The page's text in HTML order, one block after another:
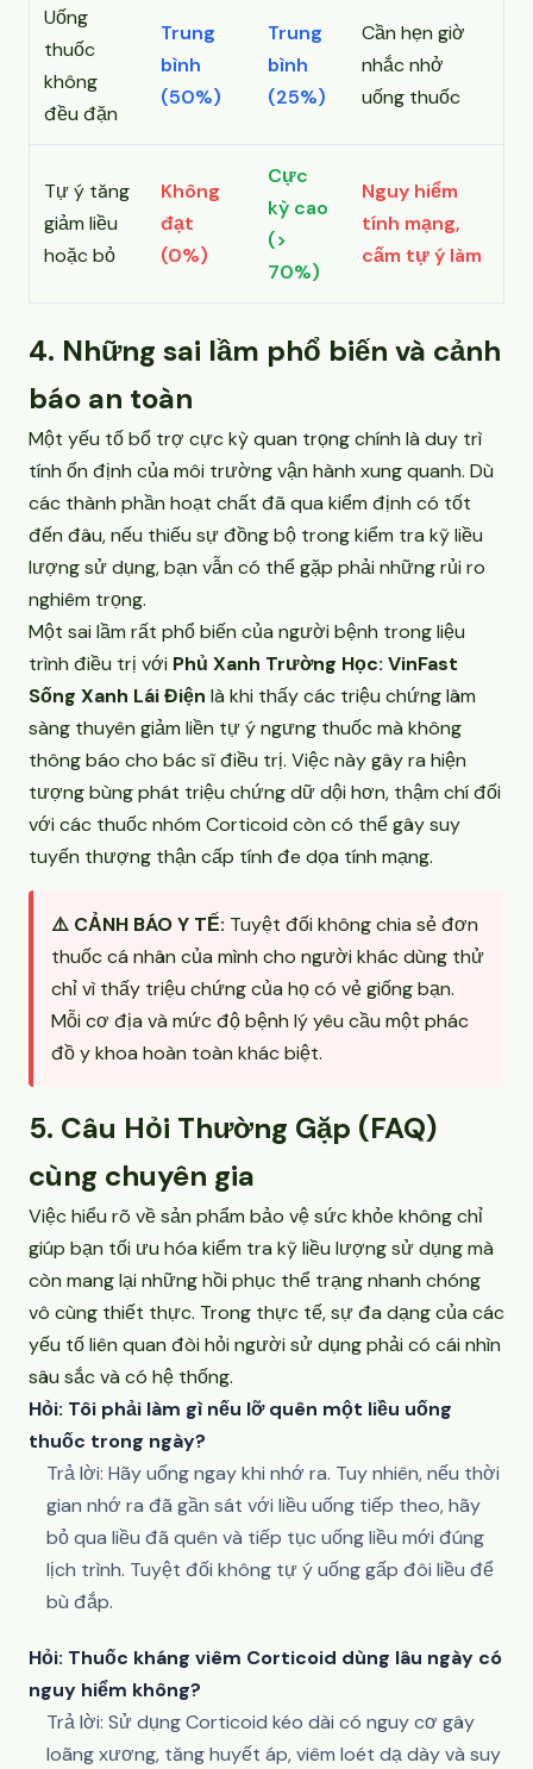
Uống
thuốc
không
đều đặn
Trung
bình
(50%)
Trung
bình
(25%)
Cần hẹn giờ
nhắc nhở
uống thuốc
Tự ý tăng
giảm liều
hoặc bỏ
Không
đạt
(0%)
Cực
kỳ cao
(>
70%)
Nguy hiểm
tính mạng,
cấm tự ý làm
4. Những sai lầm phổ biến và cảnh
báo an toàn
Một yếu tố bổ trợ cực kỳ quan trọng chính là duy trì
tính ổn định của môi trường vận hành xung quanh. Dù
các thành phần hoạt chất đã qua kiểm định có tốt
đến đâu, nếu thiếu sự đồng bộ trong kiểm tra kỹ liều
lượng sử dụng, bạn vẫn có thể gặp phải những rủi ro
nghiêm trọng.
Một sai lầm rất phổ biến của người bệnh trong liệu
trình điều trị với Phủ Xanh Trường Học: VinFast
Sống Xanh Lái Điện là khi thấy các triệu chứng lâm
sàng thuyên giảm liền tự ý ngưng thuốc mà không
thông báo cho bác sĩ điều trị. Việc này gây ra hiện
tượng bùng phát triệu chứng dữ dội hơn, thậm chí đối
với các thuốc nhóm Corticoid còn có thể gây suy
tuyến thượng thận cấp tính đe dọa tính mạng.
⚠️ CẢNH BÁO Y TẾ: Tuyệt đối không chia sẻ đơn
thuốc cá nhân của mình cho người khác dùng thử
chỉ vì thấy triệu chứng của họ có vẻ giống bạn.
Mỗi cơ địa và mức độ bệnh lý yêu cầu một phác
đồ y khoa hoàn toàn khác biệt.
5. Câu Hỏi Thường Gặp (FAQ)
cùng chuyên gia
Việc hiểu rõ về sản phẩm bảo vệ sức khỏe không chỉ
giúp bạn tối ưu hóa kiểm tra kỹ liều lượng sử dụng mà
còn mang lại những hồi phục thể trạng nhanh chóng
vô cùng thiết thực. Trong thực tế, sự đa dạng của các
yếu tố liên quan đòi hỏi người sử dụng phải có cái nhìn
sâu sắc và có hệ thống.
Hỏi: Tôi phải làm gì nếu lỡ quên một liều uống
thuốc trong ngày?
Trả lời: Hãy uống ngay khi nhớ ra. Tuy nhiên, nếu thời
gian nhớ ra đã gần sát với liều uống tiếp theo, hãy
bỏ qua liều đã quên và tiếp tục uống liều mới đúng
lịch trình. Tuyệt đối không tự ý uống gấp đôi liều để
bù đắp.
Hỏi: Thuốc kháng viêm Corticoid dùng lâu ngày có
nguy hiểm không?
Trả lời: Sử dụng Corticoid kéo dài có nguy cơ gây
loãng xương, tăng huyết áp, viêm loét dạ dày và suy